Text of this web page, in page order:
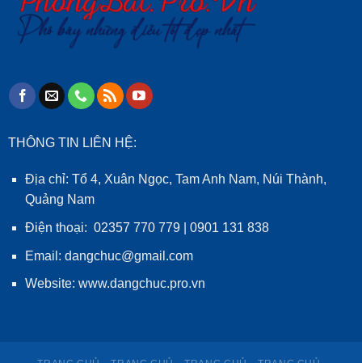
THÔNG TIN LIÊN HỆ:
Địa chỉ: Tổ 4, Xuân Ngọc, Tam Anh Nam, Núi Thành,
Quảng Nam
Điện thoại: 02357 770 779 | 0901 131 838
Email: dangchuc@gmail.com
Website: www.dangchuc.pro.vn